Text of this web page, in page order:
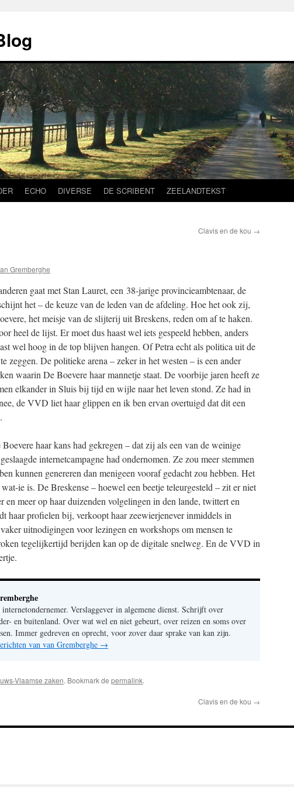
ECHO DIVERSE DE SCRIBENT ZEELANDTEKST
Clavis en de kou →
Gremberghe
gaat met Stan Lauret, een 38-jarige provincieambtenaar, de
het – de keuze van de leden van de afdeling. Hoe het ook zij,
het meisje van de slijterij uit Breskens, reden om af te haken.
heel de lijst. Er moet dus haast wel iets gespeeld hebben, anders
wel hoog in de top blijven hangen. Of Petra echt als politica uit de
zeggen. De politieke arena – zeker in het westen – is een ander
waarin De Boevere haar mannetje staat. De voorbije jaren heeft ze
elkander in Sluis bij tijd en wijle naar het leven stond. Ze had in
de VVD liet haar glippen en ik ben ervan overtuigd dat dit een
haar kans had gekregen – dat zij als een van de weinige
internetcampagne had ondernomen. Ze zou meer stemmen
kunnen genereren dan menigeen vooraf gedacht zou hebben. Het
ie is. De Breskense – hoewel een beetje teleurgesteld – zit er niet
en meer op haar duizenden volgelingen in den lande, twittert en
haar profielen bij, verkoopt haar zeewierjenever inmiddels in
uitnodigingen voor lezingen en workshops om mensen te
tegelijkertijd berijden kan op de digitale snelweg. En de VVD in
Verslaggever in algemene dienst. Schrijft over
en buitenland. Over wat wel en niet gebeurt, over reizen en soms over
Immer gedreven en oprecht, voor zover daar sprake van kan zijn.
van van Gremberghe →
Vlaamse zaken. Bookmark de permalink.
Clavis en de kou →